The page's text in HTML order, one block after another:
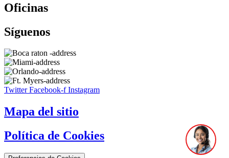
Oficinas
Síguenos
Twitter Facebook-f Instagram
Mapa del sitio
Política de Cookies